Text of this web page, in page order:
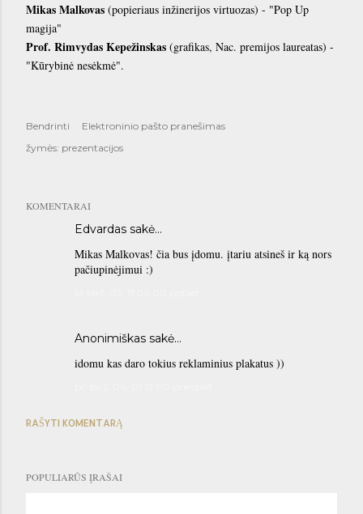
Mikas Malkovas (popieriaus inžinerijos virtuozas) - "Pop Up
magija"
Prof. Rimvydas Kepežinskas (grafikas, Nac. premijos laureatas) -
"Kūrybinė nesėkmė".
Bendrinti
Elektroninio pašto pranešimas
žymės: prezentacijos
KOMENTARAI
Edvardas sakė…
Mikas Malkovas! čia bus įdomu. įtariu atsineš ir ką nors
pačiupinėjimui :)
Anonimiškas sakė…
idomu kas daro tokius reklaminius plakatus ))
RAŠYTI KOMENTARĄ
POPULIARŪS ĮRAŠAI